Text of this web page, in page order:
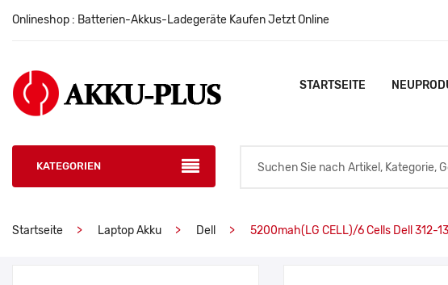
Onlineshop : Batterien-Akkus-Ladegeräte Kaufen Jetzt Online
STARTSEITE
KATEGORIEN
Startseite Laptop Akku Dell 5200mah(LG CELL)/6 Cells Dell 312-